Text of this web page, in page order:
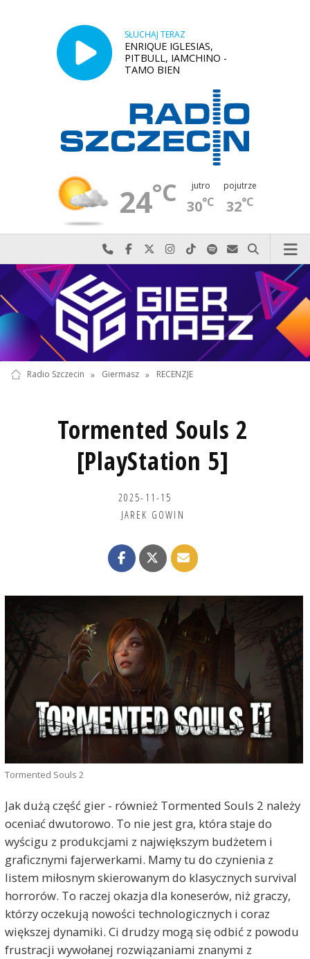
SŁUCHAJ TERAZ
ENRIQUE IGLESIAS,
PITBULL, IAMCHINO -
TAMO BIEN
24°C jutro
30°C
pojutrze
32°C
Najlepiej po prostu do nas zadzwoń
Odwiedź nas na Facebook-u
Odwiedź nas na X
Odwiedź nas na Instagram-ie
Odwiedź nas na TikTok-u
Szukaj nas na Spotify
Wyślij do nas
Szukaj
Radio Szczecin » Giermasz » RECENZJE
Tormented Souls 2
[PlayStation 5]
2025-11-15
JAREK GOWIN
Tormented Souls 2
Jak dużą część gier - również Tormented Souls 2 należy
oceniać dwutorowo. To nie jest gra, która staje do
wyścigu z produkcjami z największym budżetem i
graficznymi fajerwerkami. Mamy tu do czynienia z
listem miłosnym skierowanym do klasycznych survival
horrorów. To raczej okazja dla koneserów, niż graczy,
którzy oczekują nowości technologicznych i coraz
większej dynamiki. Ci drudzy mogą się odbić z powodu
frustracji wywołanej rozwiązaniami znanymi z